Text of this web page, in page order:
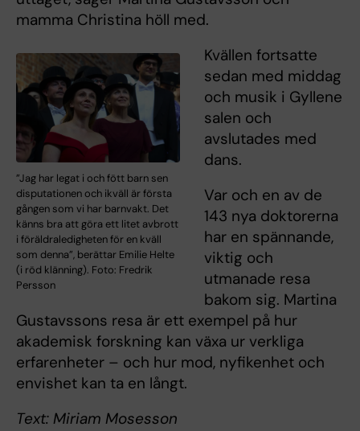
mamma Christina höll med.
”Jag har legat i och fött barn sen
disputationen och ikväll är första
gången som vi har barnvakt. Det
känns bra att göra ett litet avbrott
i föräldraledigheten för en kväll
som denna”, berättar Emilie Helte
(i röd klänning). Foto: Fredrik
Persson
Kvällen fortsatte
sedan med middag
och musik i Gyllene
salen och
avslutades med
dans.
Var och en av de
143 nya doktorerna
har en spännande,
viktig och
utmanade resa
bakom sig. Martina
Gustavssons resa är ett exempel på hur
akademisk forskning kan växa ur verkliga
erfarenheter – och hur mod, nyfikenhet och
envishet kan ta en långt.
Text: Miriam Mosesson